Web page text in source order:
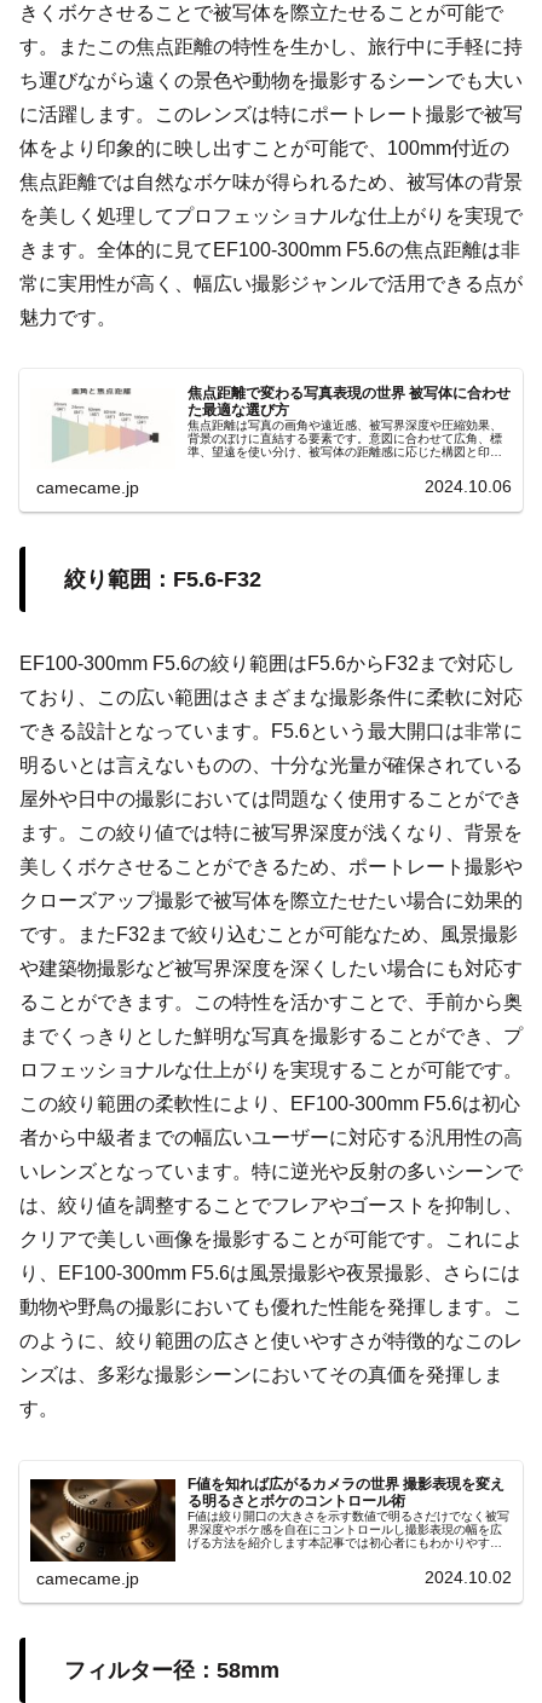
きくボケさせることで被写体を際立たせることが可能で
す。またこの焦点距離の特性を生かし、旅行中に手軽に持
ち運びながら遠くの景色や動物を撮影するシーンでも大い
に活躍します。このレンズは特にポートレート撮影で被写
体をより印象的に映し出すことが可能で、100mm付近の
焦点距離では自然なボケ味が得られるため、被写体の背景
を美しく処理してプロフェッショナルな仕上がりを実現で
きます。全体的に見てEF100-300mm F5.6の焦点距離は非
常に実用性が高く、幅広い撮影ジャンルで活用できる点が
魅力です。
焦点距離で変わる写真表現の世界 被写体に合わせ
た最適な選び方
焦点距離は写真の画角や遠近感、被写界深度や圧縮効果、
背景のぼけに直結する要素です。意図に合わせて広角、標
準、望遠を使い分け、被写体の距離感に応じた構図と印象
camecame.jp 2024.10.06
絞り範囲：F5.6-F32
EF100-300mm F5.6の絞り範囲はF5.6からF32まで対応し
ており、この広い範囲はさまざまな撮影条件に柔軟に対応
できる設計となっています。F5.6という最大開口は非常に
明るいとは言えないものの、十分な光量が確保されている
屋外や日中の撮影においては問題なく使用することができ
ます。この絞り値では特に被写界深度が浅くなり、背景を
美しくボケさせることができるため、ポートレート撮影や
クローズアップ撮影で被写体を際立たせたい場合に効果的
です。またF32まで絞り込むことが可能なため、風景撮影
や建築物撮影など被写界深度を深くしたい場合にも対応す
ることができます。この特性を活かすことで、手前から奥
までくっきりとした鮮明な写真を撮影することができ、プ
ロフェッショナルな仕上がりを実現することが可能です。
この絞り範囲の柔軟性により、EF100-300mm F5.6は初心
者から中級者までの幅広いユーザーに対応する汎用性の高
いレンズとなっています。特に逆光や反射の多いシーンで
は、絞り値を調整することでフレアやゴーストを抑制し、
クリアで美しい画像を撮影することが可能です。これによ
り、EF100-300mm F5.6は風景撮影や夜景撮影、さらには
動物や野鳥の撮影においても優れた性能を発揮します。こ
のように、絞り範囲の広さと使いやすさが特徴的なこのレ
ンズは、多彩な撮影シーンにおいてその真価を発揮しま
す。
F値を知れば広がるカメラの世界 撮影表現を変え
る明るさとボケのコントロール術
F値は絞り開口の大きさを示す数値で明るさだけでなく被写
界深度やボケ感を自在にコントロールし撮影表現の幅を広
げる方法を紹介します本記事では初心者にもわかりやすい
camecame.jp 2024.10.02
フィルター径：58mm